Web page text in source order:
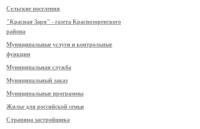
Сельские поселения
"Красная Заря" - газета Краснозоренского
района
Муниципальные услуги и контрольные
функции
Муниципальная служба
Муниципальный заказ
Муниципальные программы
Жилье для российской семьи
Страница застройщика